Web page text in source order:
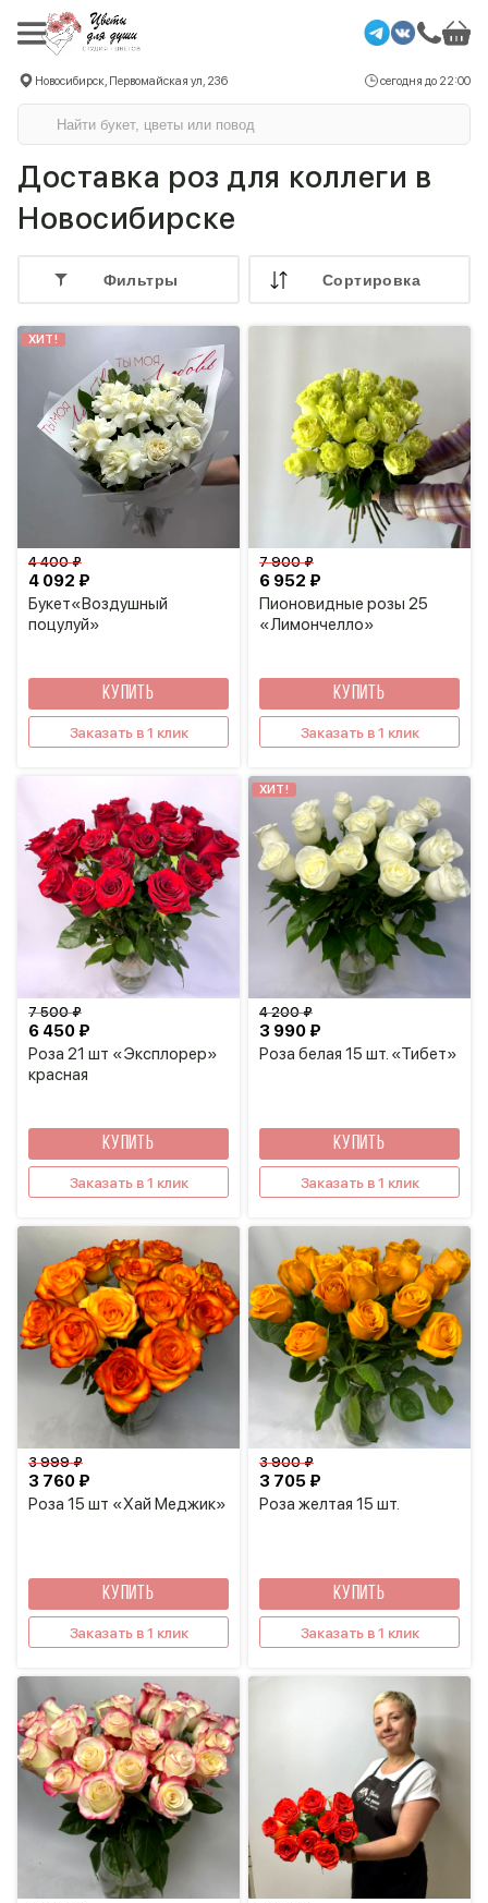
Новосибирск, Первомайская ул, 236 сегодня до 22:00
Доставка роз для коллеги в
Новосибирске
Фильтры Cортировка
ХИТ!
Букет«Воздушный
поцулуй»
4 092 ₽
4 400 ₽
КУПИТЬ
Заказать в 1 клик
Пионовидные розы 25
«Лимончелло»
6 952 ₽
7 900 ₽
КУПИТЬ
Заказать в 1 клик
Роза 21 шт «Эксплорер»
красная
6 450 ₽
7 500 ₽
КУПИТЬ
Заказать в 1 клик
ХИТ!
Роза белая 15 шт. «Тибет»
3 990 ₽
4 200 ₽
КУПИТЬ
Заказать в 1 клик
Роза 15 шт «Хай Меджик»
3 760 ₽
3 999 ₽
КУПИТЬ
Заказать в 1 клик
Роза желтая 15 шт.
3 705 ₽
3 900 ₽
КУПИТЬ
Заказать в 1 клик